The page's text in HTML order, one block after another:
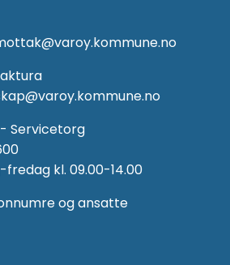
Servicetorg
fredag kl. 09.00-14.00
og ansatte